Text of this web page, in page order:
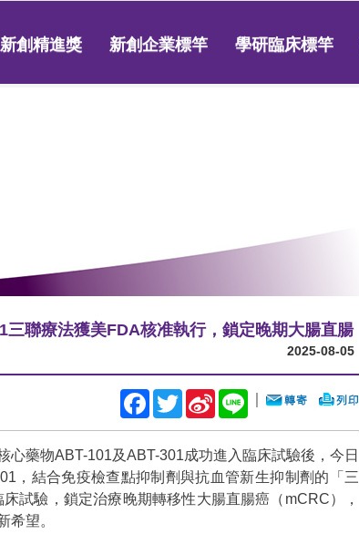
創精進獎 新創企業標竿 學研臨床標竿
三聯療法獲美FDA核准執行，鎖定晚期大腸直腸
2025-08-05
Facebook
TwitterSina
Weibo
Line
藥物ABT-101及ABT-301成功進入臨床試驗後，今日
，結合免疫檢查點抑制劑與抗血管新生抑制劑的「三
試驗，鎖定治療晚期轉移性大腸直腸癌（mCRC），
希望。